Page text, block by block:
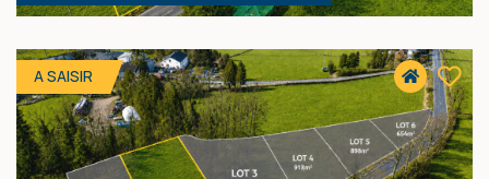
37 500 € HF*
A SAISIR